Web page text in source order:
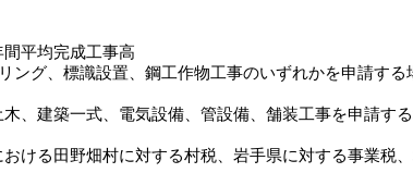
平均完成工事高
グ、標識設置、鋼工作物工事のいずれかを申請す
、建築一式、電気設備、管設備、舗装工事を申請する
ける田野畑村に対する村税、岩手県に対する事業税